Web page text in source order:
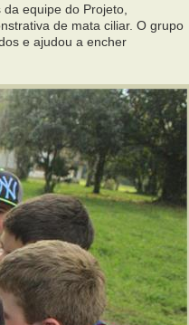
equipe do Projeto,
de mata ciliar. O grupo
e ajudou a encher